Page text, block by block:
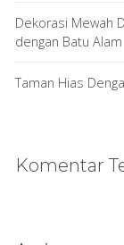
Dekorasi Mewah
dengan Batu Alam
Taman Hias
Komentar